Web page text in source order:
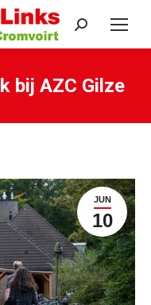
Search:
bij AZC Gilze
JUN
10